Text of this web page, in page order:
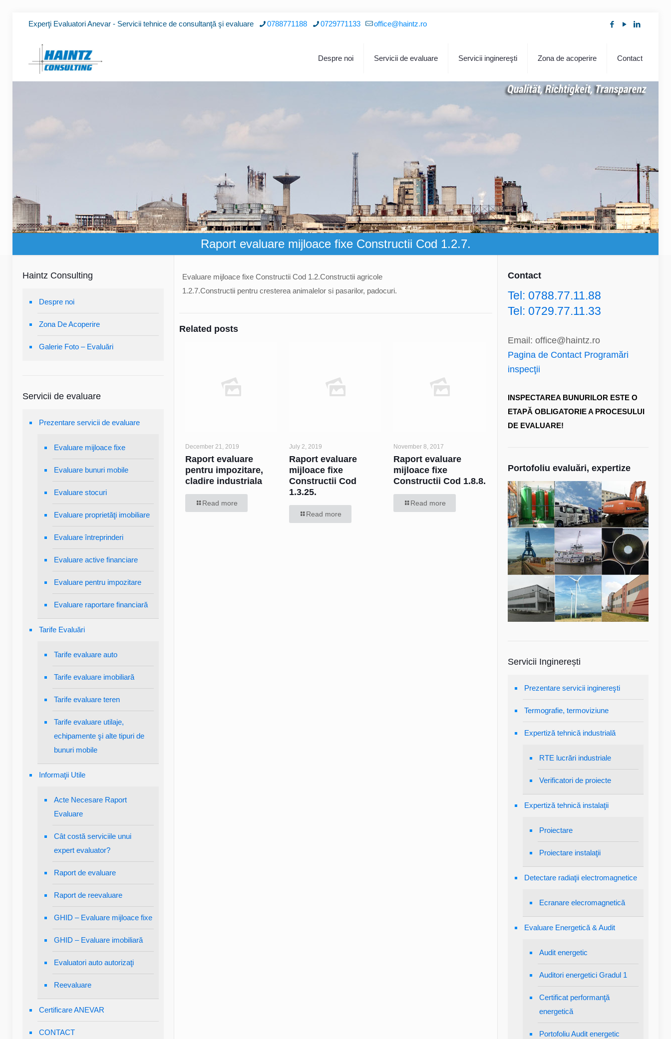
Experţi Evaluatori Anevar - Servicii tehnice de consultanţă şi evaluare 0788771188 0729771133 office@haintz.ro
Despre noi Servicii de evaluare Servicii inginereşti Zona de acoperire Contact
Raport evaluare mijloace fixe Constructii Cod 1.2.7.
Evaluare mijloace fixe Constructii Cod 1.2.Constructii agricole
1.2.7.Constructii pentru cresterea animalelor si pasarilor, padocuri.
Related posts
December 21, 2019
Raport evaluare
pentru impozitare,
cladire industriala
Read more
July 2, 2019
Raport evaluare
mijloace fixe
Constructii Cod
1.3.25.
Read more
November 8, 2017
Raport evaluare
mijloace fixe
Constructii Cod 1.8.8.
Read more
Haintz Consulting
Despre noi
Zona De Acoperire
Galerie Foto – Evaluări
Servicii de evaluare
Prezentare servicii de evaluare
Evaluare mijloace fixe
Evaluare bunuri mobile
Evaluare stocuri
Evaluare proprietăţi imobiliare
Evaluare întreprinderi
Evaluare active financiare
Evaluare pentru impozitare
Evaluare raportare financiară
Tarife Evaluări
Tarife evaluare auto
Tarife evaluare imobiliară
Tarife evaluare teren
Tarife evaluare utilaje,
echipamente şi alte tipuri de
bunuri mobile
Informaţii Utile
Acte Necesare Raport
Evaluare
Cât costă serviciile unui
expert evaluator?
Raport de evaluare
Raport de reevaluare
GHID – Evaluare mijloace fixe
GHID – Evaluare imobiliară
Evaluatori auto autorizaţi
Reevaluare
Certificare ANEVAR
CONTACT
Contact
Tel: 0788.77.11.88
Tel: 0729.77.11.33
Email: office@haintz.ro
Pagina de Contact Programări
inspecţii
INSPECTAREA BUNURILOR ESTE O
ETAPĂ OBLIGATORIE A PROCESULUI
DE EVALUARE!
Portofoliu evaluări, expertize
Servicii Inginerești
Prezentare servicii inginereşti
Termografie, termoviziune
Expertiză tehnică industrială
RTE lucrări industriale
Verificatori de proiecte
Expertiză tehnică instalaţii
Proiectare
Proiectare instalaţii
Detectare radiaţii electromagnetice
Ecranare elecromagnetică
Evaluare Energetică & Audit
Audit energetic
Auditori energetici Gradul 1
Certificat performanţă
energetică
Portofoliu Audit energetic